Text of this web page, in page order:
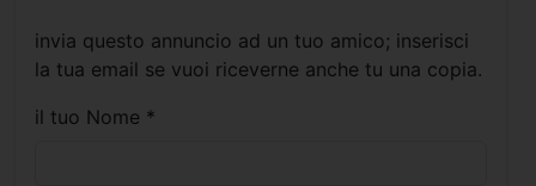
invia questo annuncio ad un tuo amico; inserisci
la tua email se vuoi riceverne anche tu una copia.
il tuo Nome *